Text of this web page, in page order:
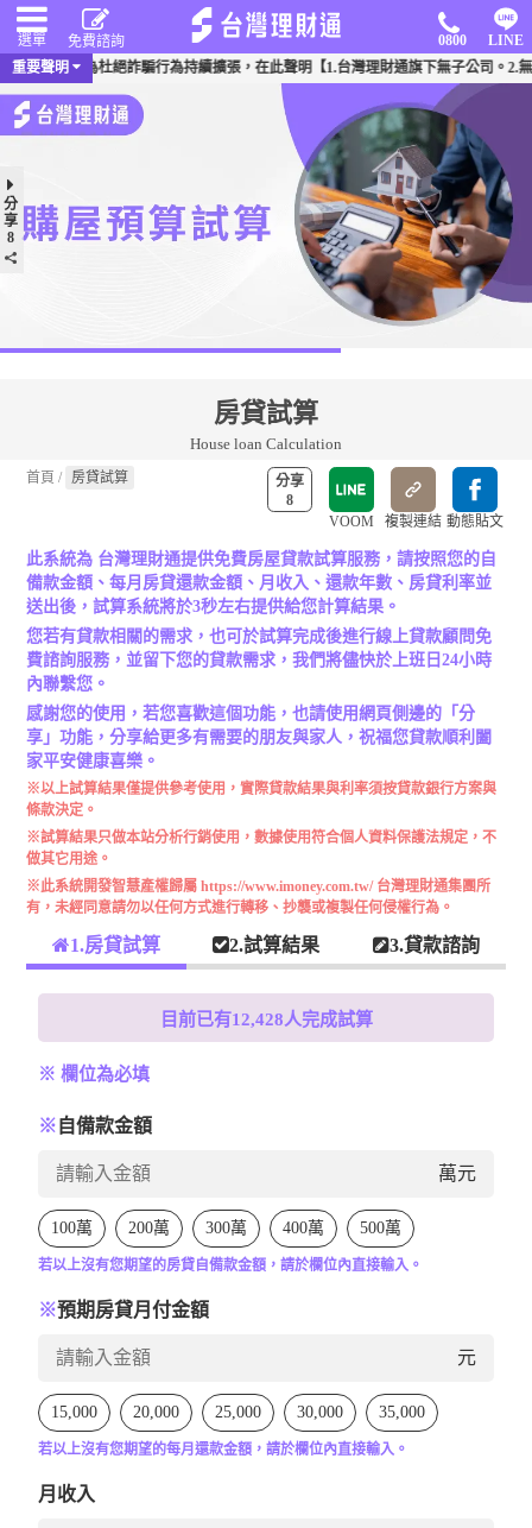
選單 免費諮詢 0800
LINE
重要聲明
件頻傳，為杜絕詐騙行為持續擴張，在此聲明【1.台灣理財通旗下無子公司。2.
房貸試算
House loan Calculation
分享
8
VOOM
複製連結 動態貼文
分
享
8
首頁 / 房貸試算
此系統為 台灣理財通提供免費房屋貸款試算服務，請按照您的自
備款金額、每月房貸還款金額、月收入、還款年數、房貸利率並
送出後，試算系統將於3秒左右提供給您計算結果。
您若有貸款相關的需求，也可於試算完成後進行線上貸款顧問免
費諮詢服務，並留下您的貸款需求，我們將儘快於上班日24小時
內聯繫您。
感謝您的使用，若您喜歡這個功能，也請使用網頁側邊的「分
享」功能，分享給更多有需要的朋友與家人，祝福您貸款順利闔
家平安健康喜樂。
※以上試算結果僅提供參考使用，實際貸款結果與利率須按貸款銀行方案與
條款決定。
※試算結果只做本站分析行銷使用，數據使用符合個人資料保護法規定，不
做其它用途。
※此系統開發智慧產權歸屬 https://www.imoney.com.tw/ 台灣理財通集團所
有，未經同意請勿以任何方式進行轉移、抄襲或複製任何侵權行為。
1.房貸試算 2.試算結果 3.貸款諮詢
目前已有12,428人完成試算
※ 欄位為必填
※ 自備款金額
萬元
100萬 200萬 300萬 400萬 500萬
若以上沒有您期望的房貸自備款金額，請於欄位內直接輸入。
※預期房貸月付金額
元
15,000 20,000 25,000 30,000 35,000
若以上沒有您期望的每月還款金額，請於欄位內直接輸入。
月收入